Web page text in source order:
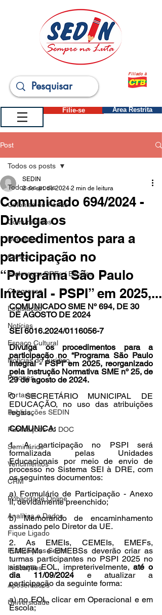
Filiado à
Filie-se Área Restrita
Post
Todos os posts
Colônias de Férias
Comunicados
Decretos
Cursos
Endereços DREs / Escolas
Congresso
Legislação
Notícias
Espaço Cultural
Notícias do Jurídico
Parques
Portarias
Publicações SEDIN
Publicações do DOC
Seminários
Vencimentos
CRM
Publicidade Online
Analítica e Dados
Fique Ligado
Publicações Sedin
Indicações
Aposentados
Universidade
Todos os posts
Comunicado 694/2024 -
Divulga os
procedimentos para a
participação no
“Programa São Paulo
Integral - PSPI” em 2025,...
SEDIN
2 de set. de 2024 2 min de leitura
COMUNICADO SME Nº 694, DE 30
DE AGOSTO DE 2024
SEI 6016.2024/0116056-7
Divulga os procedimentos para a
participação no “Programa São Paulo
Integral - PSPI” em 2025, reorganizado
pela Instrução Normativa SME nº 25, de
29 de agosto de 2024.
O SECRETÁRIO MUNICIPAL DE
EDUCAÇÃO, no uso das atribuições
legais,
COMUNICA:
1. A participação no PSPI será
formalizada pelas Unidades
Educacionais por meio de envio de
processo no Sistema SEI à DRE, com
os seguintes documentos:
a) Formulário de Participação - Anexo
II, devidamente preenchido;
b) Memorando de encaminhamento
assinado pelo Diretor da UE.
2. As EMEIs, CEMEIs, EMEFs,
EMEFMs e EMEBSs deverão criar as
turmas participantes no PSPI 2025 no
sistema EOL, impreterivelmente, até o
dia 11/09/2024 e atualizar a
participação da seguinte forma:
a) no EOL, clicar em Operacional e em
Escola;